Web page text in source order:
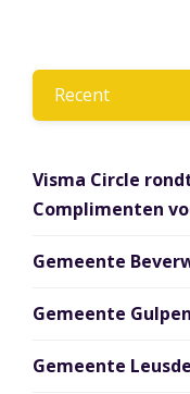
Recent
Visma Circle
Complimenten
Gemeente
Gemeente
Gemeente